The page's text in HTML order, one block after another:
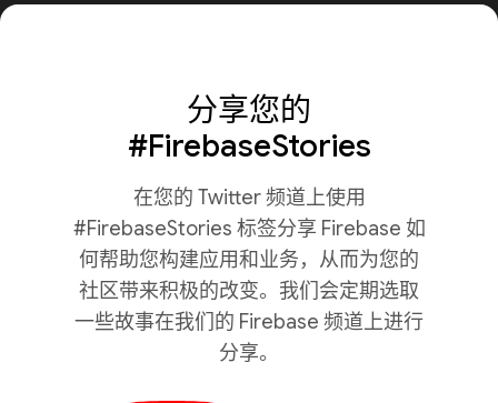
分享您的
#FirebaseStories
在您的 Twitter 频道上使用
#FirebaseStories 标签分享 Firebase 如
何帮助您构建应用和业务，从而为您的
社区带来积极的改变。我们会定期选取
一些故事在我们的 Firebase 频道上进行
分享。